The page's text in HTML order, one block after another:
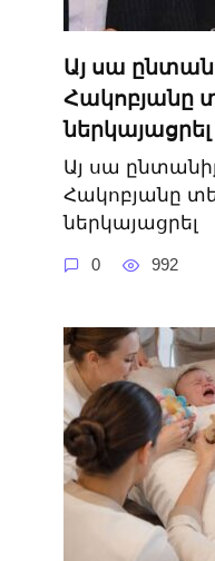
Այ սա
Հակոբյանը
ներկայացրել
Այ սա
Հակոբյանը
ներկայացրել
0 992